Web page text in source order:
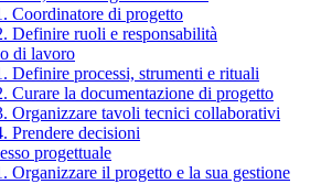
Coordinatore di progetto
Definire ruoli e responsabilità
di lavoro
Definire processi, strumenti e rituali
Curare la documentazione di progetto
Organizzare tavoli tecnici collaborativi
Prendere decisioni
progettuale
Organizzare il progetto e la sua gestione